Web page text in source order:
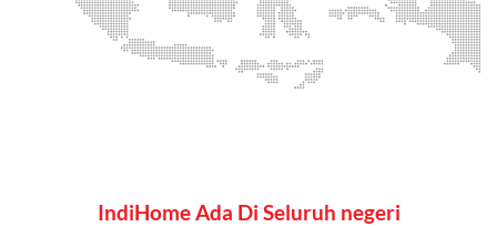
IndiHome Ada Di Seluruh negeri